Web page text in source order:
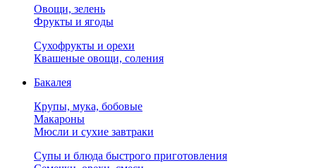
Овощи, зелень
Фрукты и ягоды
Сухофрукты и орехи
Квашеные овощи, соления
Бакалея
Крупы, мука, бобовые
Макароны
Мюсли и сухие завтраки
Супы и блюда быстрого приготовления